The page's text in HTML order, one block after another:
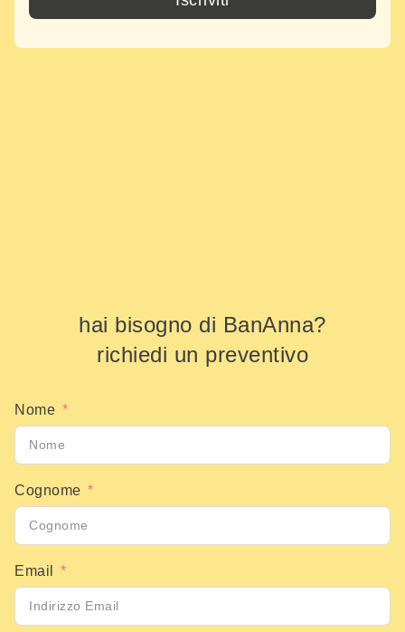
hai bisogno di BanAnna?
richiedi un preventivo
Nome
Cognome
Email